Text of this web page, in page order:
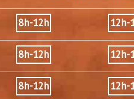
8h-12h 12h-
8h-12h 12h-
8h-12h 12h-